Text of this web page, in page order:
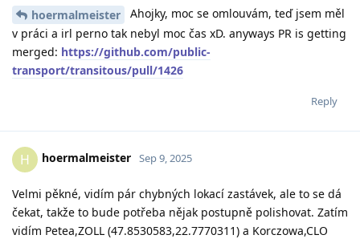
hoermalmeister
Ahojky, moc se omlouvám, teď jsem měl
v práci a irl perno tak nebyl moc čas xD. anyways PR is getting
merged: https://github.com/public-
transport/transitous/pull/1426
Reply
H hoermalmeister Sep 9, 2025
Velmi pěkné, vidím pár chybných lokací zastávek, ale to se dá
čekat, takže to bude potřeba nějak postupně polishovat. Zatím
vidím Petea,ZOLL (47.8530583,22.7770311) a Korczowa,CLO